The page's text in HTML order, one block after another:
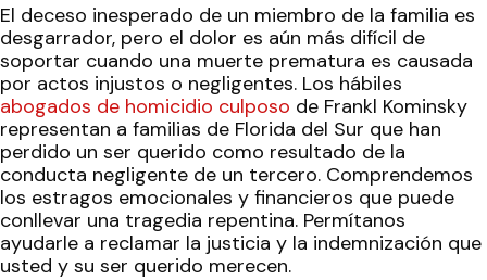
El deceso inesperado de un miembro de la familia es
desgarrador, pero el dolor es aún más difícil de
soportar cuando una muerte prematura es causada
por actos injustos o negligentes. Los hábiles
abogados de homicidio culposo de Frankl Kominsky
representan a familias de Florida del Sur que han
perdido un ser querido como resultado de la
conducta negligente de un tercero. Comprendemos
los estragos emocionales y financieros que puede
conllevar una tragedia repentina. Permítanos
ayudarle a reclamar la justicia y la indemnización que
usted y su ser querido merecen.